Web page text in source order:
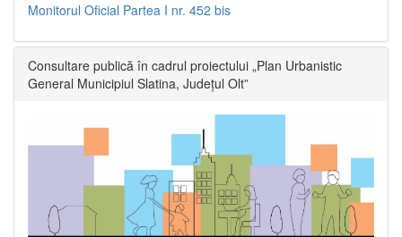
Monitorul Oficial Partea I nr. 452 bis
Consultare publică în cadrul proiectului „Plan Urbanistic
General Municipiul Slatina, Județul Olt”